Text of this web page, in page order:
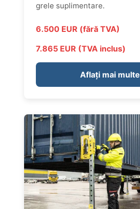
grele suplimentare.
6.500 EUR (fără TVA)
7.865 EUR (TVA inclus)
Aflați mai multe